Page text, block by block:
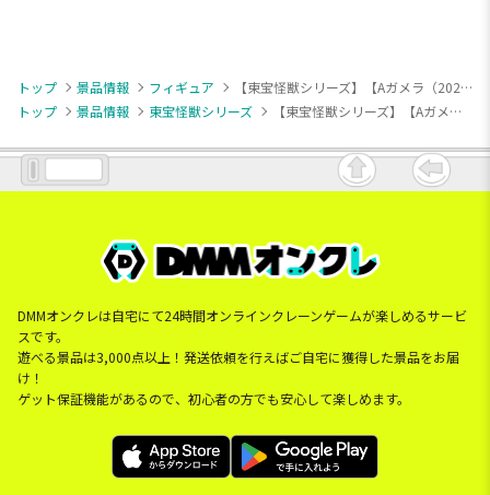
トップ 景品情報 フィギュア
【東宝怪獣シリーズ】【Aガメラ（2023）】GAMERA -Rebirth- 鎮座獣 ガメラ（2023）
トップ
景品情報 東宝怪獣シリーズ 【東宝怪獣シリーズ】【Aガメラ（2023）】GAMERA -Rebirth- 鎮座獣 ガメラ（2023）
DMMオンクレは自宅にて24時間オンラインクレーンゲームが楽しめるサービ
スです。
遊べる景品は3,000点以上！発送依頼を行えばご自宅に獲得した景品をお届
け！
ゲット保証機能があるので、初心者の方でも安心して楽しめます。